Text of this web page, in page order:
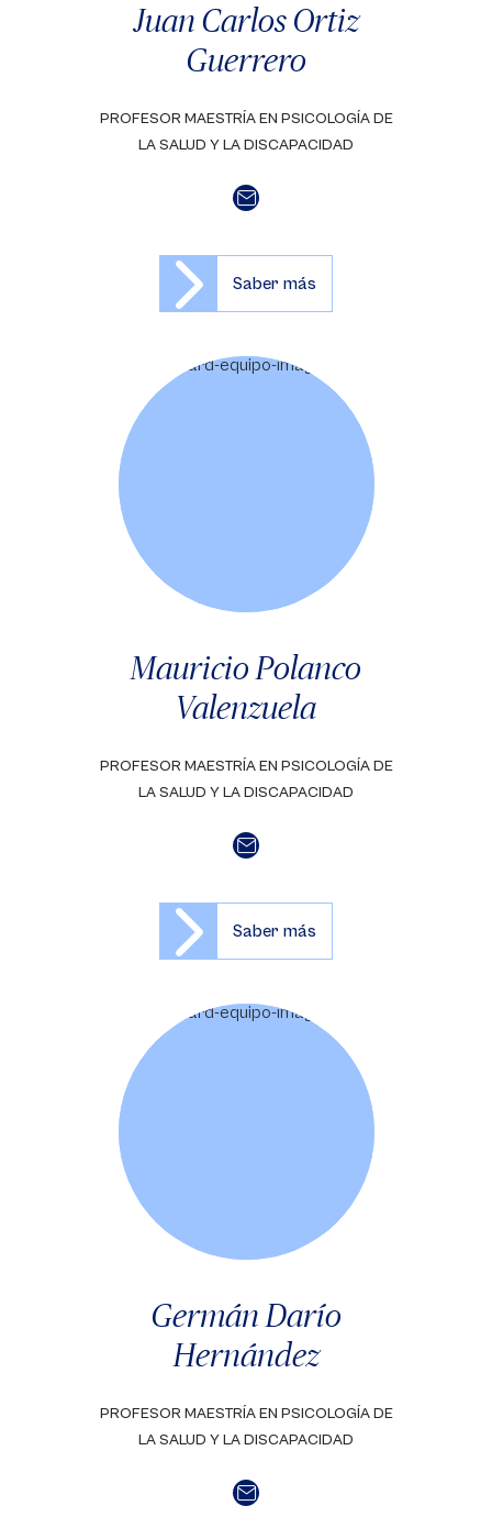
Juan Carlos Ortiz
Guerrero
PROFESOR MAESTRÍA EN PSICOLOGÍA DE
LA SALUD Y LA DISCAPACIDAD
Saber más
Mauricio Polanco
Valenzuela
PROFESOR MAESTRÍA EN PSICOLOGÍA DE
LA SALUD Y LA DISCAPACIDAD
Saber más
Germán Darío
Hernández
PROFESOR MAESTRÍA EN PSICOLOGÍA DE
LA SALUD Y LA DISCAPACIDAD